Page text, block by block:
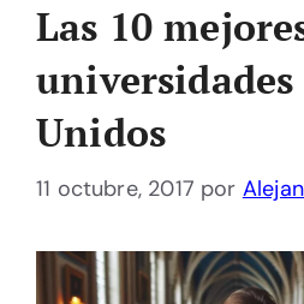
Las 10
universidades
Unidos
11 octubre, 2017 por